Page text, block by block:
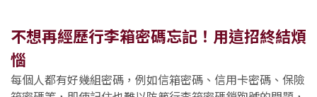
不想再經歷行李箱密碼忘記！用這招終結煩
惱
每個人都有好幾組密碼，例如信箱密碼、信用卡密碼、保險